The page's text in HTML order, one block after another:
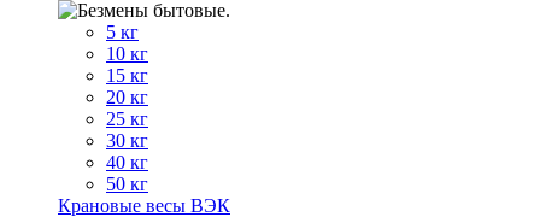
5 кг
10 кг
15 кг
20 кг
25 кг
30 кг
40 кг
50 кг
Крановые весы ВЭК